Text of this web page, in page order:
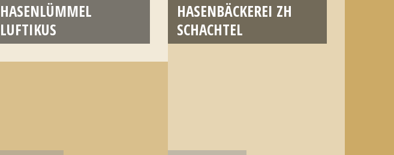
HASENLÜMMEL
LUFTIKUS
HASENBÄCKEREI ZH
SCHACHTEL